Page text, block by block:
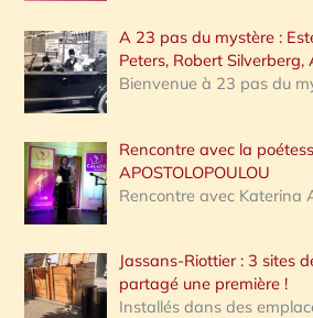
A 23 pas du mystère :
Peters, Robert Silverberg,
Bienvenue à 23 pas du
Rencontre avec la
APOSTOLOPOULOU
Rencontre avec Katerina
Jassans-Riottier : 3 sites
partagé une première !
Installés dans des